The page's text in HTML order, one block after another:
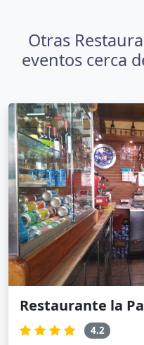
Otras
eventos cerca
Restaurante la
4.2